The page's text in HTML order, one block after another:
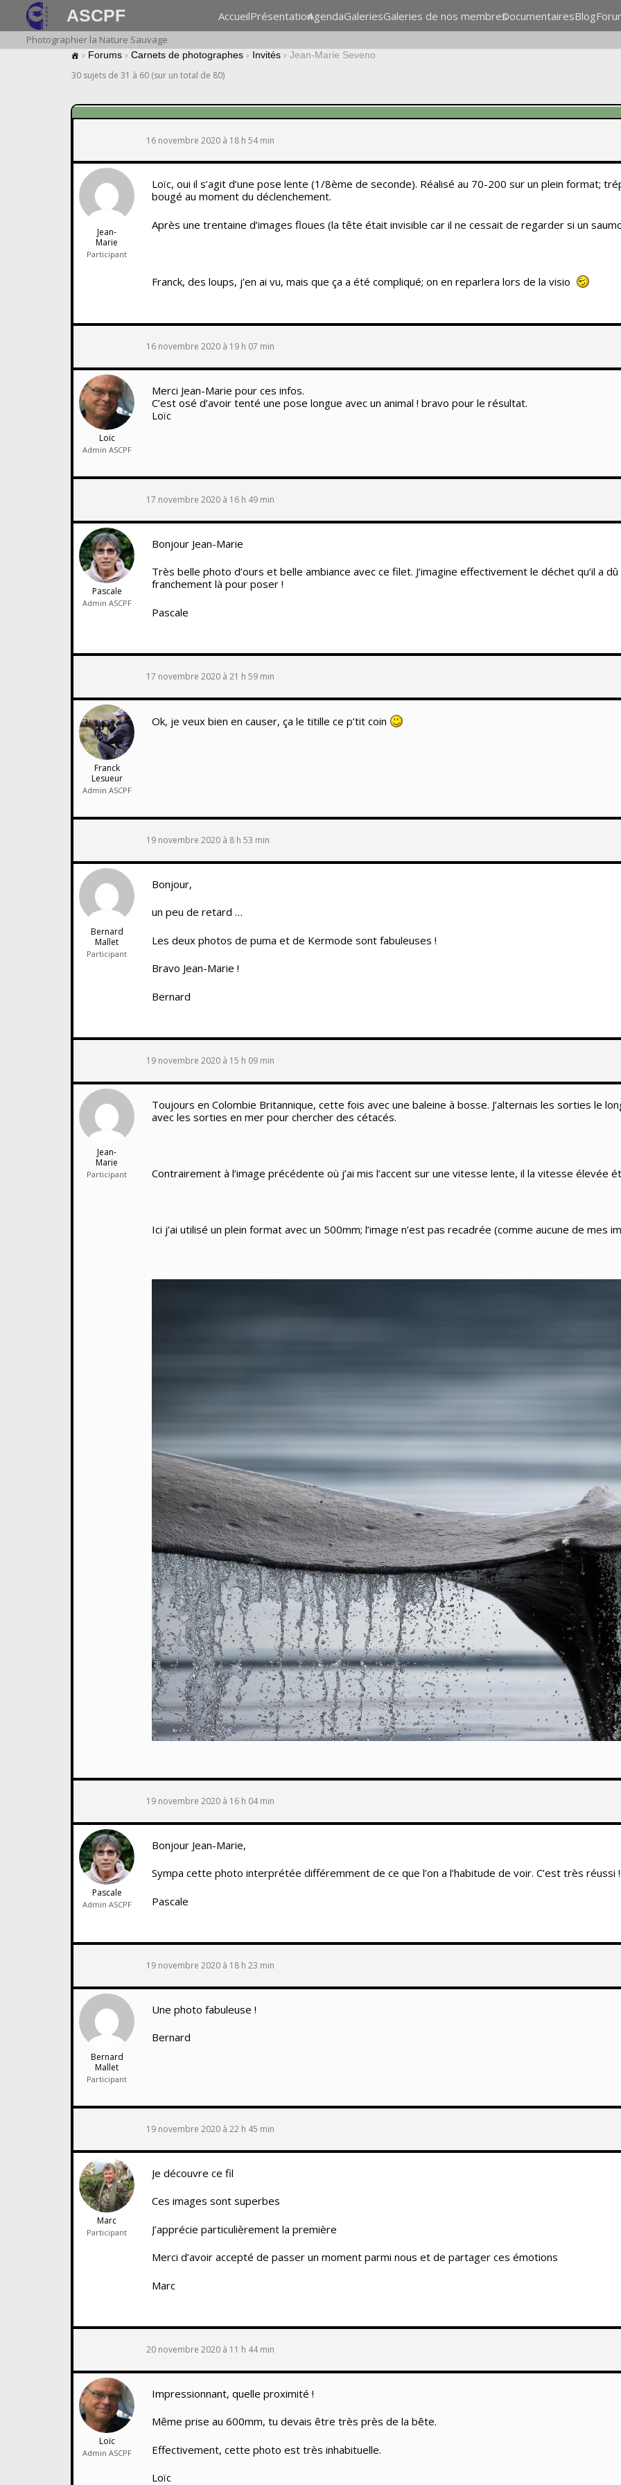
ASCPF AccueilPrésentationAgendaGaleriesGaleries de nos membresDocumentairesBlog
Photographier la Nature Sauvage
› Forums › Carnets de photographes › Invités › Jean-Marie Seveno
30 sujets de 31 à 60 (sur un total de 80)
16 novembre 2020 à 18 h 54 min
Jean-
Marie
Participant
Loïc, oui il s’agit d’une pose lente (1/8ème de seconde). Réalisé au 70-200 sur un plein format;
bougé au moment du déclenchement.
Après une trentaine d’images floues (la tête était invisible car il ne cessait de regarder si un
Franck, des loups, j’en ai vu, mais que ça a été compliqué; on en reparlera lors de la visio
16 novembre 2020 à 19 h 07 min
Loïc
Admin ASCPF
Merci Jean-Marie pour ces infos.
C’est osé d’avoir tenté une pose longue avec un animal ! bravo pour le résultat.
Loïc
17 novembre 2020 à 16 h 49 min
Pascale
Admin ASCPF
Bonjour Jean-Marie
Très belle photo d’ours et belle ambiance avec ce filet. J’imagine effectivement le déchet qu’il a
franchement là pour poser !
Pascale
17 novembre 2020 à 21 h 59 min
Franck
Lesueur
Admin ASCPF
Ok, je veux bien en causer, ça le titille ce p’tit coin
19 novembre 2020 à 8 h 53 min
Bernard
Mallet
Participant
Bonjour,
un peu de retard …
Les deux photos de puma et de Kermode sont fabuleuses !
Bravo Jean-Marie !
Bernard
19 novembre 2020 à 15 h 09 min
Jean-
Marie
Participant
Toujours en Colombie Britannique, cette fois avec une baleine à bosse. J’alternais les sorties le
avec les sorties en mer pour chercher des cétacés.
Contrairement à l’image précédente où j’ai mis l’accent sur une vitesse lente, il la vitesse élevée
Ici j’ai utilisé un plein format avec un 500mm; l’image n’est pas recadrée (comme aucune de mes
19 novembre 2020 à 16 h 04 min
Pascale
Admin ASCPF
Bonjour Jean-Marie,
Sympa cette photo interprétée différemment de ce que l’on a l’habitude de voir. C’est très réussi !
Pascale
19 novembre 2020 à 18 h 23 min
Bernard
Mallet
Participant
Une photo fabuleuse !
Bernard
19 novembre 2020 à 22 h 45 min
Marc
Participant
Je découvre ce fil
Ces images sont superbes
J’apprécie particulièrement la première
Merci d’avoir accepté de passer un moment parmi nous et de partager ces émotions
Marc
20 novembre 2020 à 11 h 44 min
Loïc
Admin ASCPF
Impressionnant, quelle proximité !
Même prise au 600mm, tu devais être très près de la bête.
Effectivement, cette photo est très inhabituelle.
Loïc